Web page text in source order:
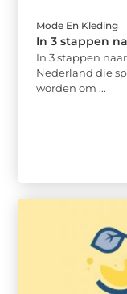
Mode En Kleding
In 3 stappen
In 3 stappen
Nederland die
worden om ...